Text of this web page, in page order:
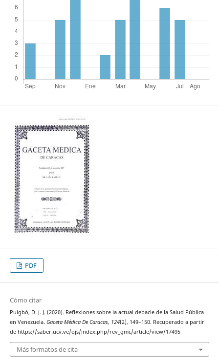
PDF
Cómo citar
Puigbó, D. J. J. (2020). Reflexiones sobre la actual debacle de la Salud Pública
en Venezuela. Gaceta Médica De Caracas, 124(2), 149–150. Recuperado a partir
de https://saber.ucv.ve/ojs/index.php/rev_gmc/article/view/17495
Más formatos de cita